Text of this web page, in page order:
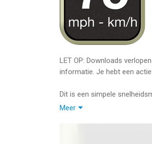
LET OP: Downloads
informatie. Je hebt een
Dit is een simpele
Snelheidsmeter» van Tim
Meer